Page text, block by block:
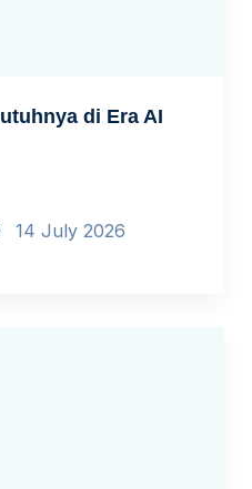
di Era AI
14 July 2026